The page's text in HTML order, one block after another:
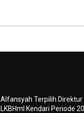
Alfansyah Terpilih
LKBHmI Kendari Periode